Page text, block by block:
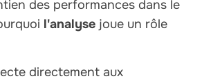
des performances dans le
l'analyse joue un rôle
directement aux